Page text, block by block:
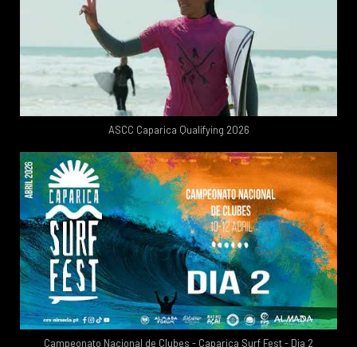
ASCC Caparica Qualifying 2026
Campeonato Nacional de Clubes - Caparica Surf Fest - Dia 2